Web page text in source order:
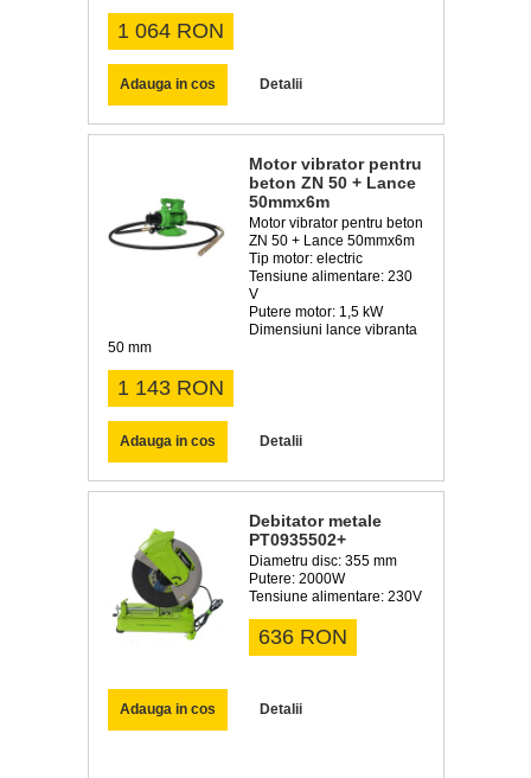
1 064 RON
Adauga in cos Detalii
Motor vibrator pentru
beton ZN 50 + Lance
50mmx6m
Motor vibrator pentru beton
ZN 50 + Lance 50mmx6m
Tip motor: electric
Tensiune alimentare: 230
V
Putere motor: 1,5 kW
Dimensiuni lance vibranta
50 mm
1 143 RON
Adauga in cos Detalii
Debitator metale
PT0935502+
Diametru disc: 355 mm
Putere: 2000W
Tensiune alimentare: 230V
636 RON
Adauga in cos Detalii